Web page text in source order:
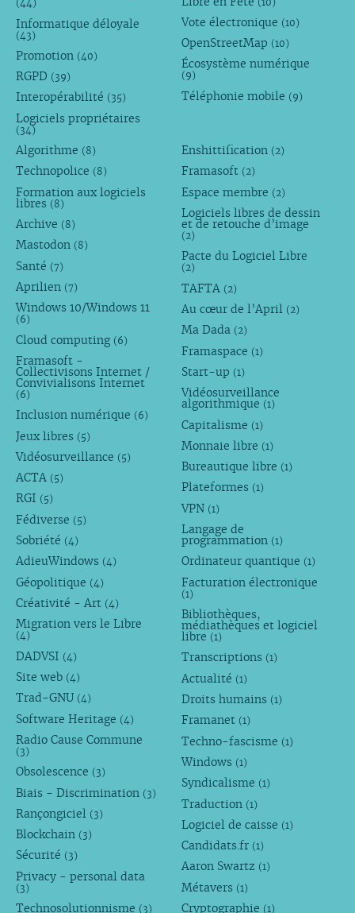
(44)
Informatique déloyale
(43)
Promotion (40)
RGPD (39)
Interopérabilité (35)
Logiciels propriétaires
(34)
Vote électronique (10)
OpenStreetMap (10)
Écosystème numérique
(9)
Téléphonie mobile (9)
Algorithme (8)
Technopolice (8)
Formation aux logiciels
libres (8)
Archive (8)
Mastodon (8)
Santé (7)
Aprilien (7)
Windows 10/Windows 11
(6)
Cloud computing (6)
Framasoft -
Collectivisons Internet /
Convivialisons Internet
(6)
Inclusion numérique (6)
Jeux libres (5)
Vidéosurveillance (5)
ACTA (5)
RGI (5)
Fédiverse (5)
Sobriété (4)
AdieuWindows (4)
Géopolitique (4)
Créativité - Art (4)
Migration vers le Libre
(4)
DADVSI (4)
Site web (4)
Trad-GNU (4)
Software Heritage (4)
Radio Cause Commune
(3)
Obsolescence (3)
Biais - Discrimination (3)
Rançongiciel (3)
Blockchain (3)
Sécurité (3)
Privacy - personal data
(3)
Technosolutionnisme (3)
Enshittification (2)
Framasoft (2)
Espace membre (2)
Logiciels libres de dessin
et de retouche d’image
(2)
Pacte du Logiciel Libre
(2)
TAFTA (2)
Au cœur de l’April (2)
Ma Dada (2)
Framaspace (1)
Start-up (1)
Vidéosurveillance
algorithmique (1)
Capitalisme (1)
Monnaie libre (1)
Bureautique libre (1)
Plateformes (1)
VPN (1)
Langage de
programmation (1)
Ordinateur quantique (1)
Facturation électronique
(1)
Bibliothèques,
médiathèques et logiciel
libre (1)
Transcriptions (1)
Actualité (1)
Droits humains (1)
Framanet (1)
Techno-fascisme (1)
Windows (1)
Syndicalisme (1)
Traduction (1)
Logiciel de caisse (1)
Candidats.fr (1)
Aaron Swartz (1)
Métavers (1)
Cryptographie (1)